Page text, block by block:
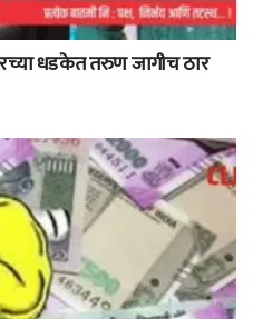
धडकेत तरुण जागीच ठार